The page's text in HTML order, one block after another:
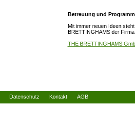
Betreuung und
Mit immer neuen Ideen
BRETTINGHAMS der
THE BRETTINGHAMS
Datenschutz Kontakt AGB